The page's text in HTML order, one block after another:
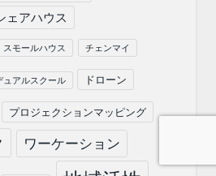
ェアハウス
スモールハウス チェンマイ
ュアルスクール ドローン
プロジェクションマッピング
ワーケーション